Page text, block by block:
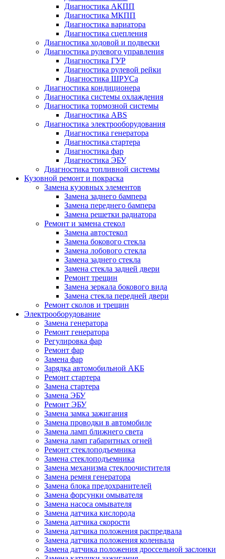
Диагностика АКПП
Диагностика МКПП
Диагностика вариатора
Диагностика сцепления
Диагностика ходовой и подвески
Диагностика рулевого управления
Диагностика ГУР
Диагностика рулевой рейки
Диагностика ШРУСа
Диагностика кондиционера
Диагностика системы охлаждения
Диагностика тормозной системы
Диагностика ABS
Диагностика электрооборудования
Диагностика генератора
Диагностика стартера
Диагностика фар
Диагностика ЭБУ
Диагностика топливной системы
Кузовной ремонт и покраска
Замена кузовных элементов
Замена заднего бампера
Замена переднего бампера
Замена решетки радиатора
Ремонт и замена стекол
Замена автостекол
Замена бокового стекла
Замена лобового стекла
Замена заднего стекла
Замена стекла задней двери
Ремонт трещин
Замена зеркала бокового вида
Замена стекла передней двери
Ремонт сколов и трещин
Электрооборудование
Замена генератора
Ремонт генератора
Регулировка фар
Ремонт фар
Замена фар
Зарядка автомобильной АКБ
Ремонт стартера
Замена стартера
Замена ЭБУ
Ремонт ЭБУ
Замена замка зажигания
Замена проводки в автомобиле
Замена ламп ближнего света
Замена ламп габаритных огней
Ремонт стеклоподъемника
Замена стеклоподъемника
Замена механизма стеклоочистителя
Замена ремня генератора
Замена блока предохранителей
Замена форсунки омывателя
Замена насоса омывателя
Замена датчика кислорода
Замена датчика скорости
Замена датчика положения распредвала
Замена датчика положения коленвала
Замена датчика положения дроссельной заслонки